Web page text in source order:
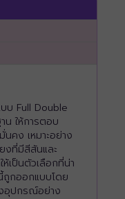
บ Full Double
น ให้การตอบ
คง เหมาะอย่าง
งที่มีสีสันและ
เป็นตัวเลือกที่น่า
ถูกออกแบบโดย
อุปกรณ์อย่าง